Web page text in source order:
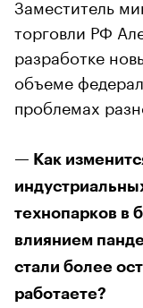
Заместитель
торговли РФ
разработке
объеме
проблемах
— Как
технопарков в
влиянием
стали более
работаете?